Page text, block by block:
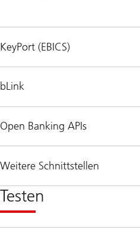
KeyPort (EBICS)
bLink
Open Banking APIs
Weitere Schnittstellen
Testen